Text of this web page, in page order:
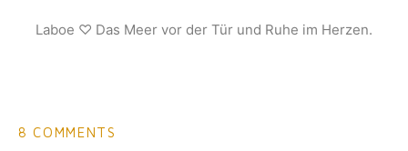
Laboe ♡ Das Meer vor der Tür und Ruhe im Herzen.
8 COMMENTS